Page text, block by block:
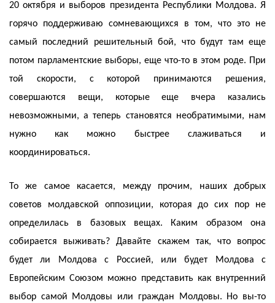
20 октября и выборов президента Республики Молдова. Я
горячо поддерживаю сомневающихся в том, что это не
самый последний решительный бой, что будут там еще
потом парламентские выборы, еще что-то в этом роде. При
той скорости, с которой принимаются решения,
совершаются вещи, которые еще вчера казались
невозможными, а теперь становятся необратимыми, нам
нужно как можно быстрее слаживаться и
координироваться.
То же самое касается, между прочим, наших добрых
советов молдавской оппозиции, которая до сих пор не
определилась в базовых вещах. Каким образом она
собирается выживать? Давайте скажем так, что вопрос
будет ли Молдова с Россией, или будет Молдова с
Европейским Союзом можно представить как внутренний
выбор самой Молдовы или граждан Молдовы. Но вы-то